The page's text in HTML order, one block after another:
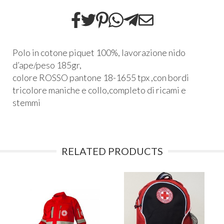
Polo in cotone piquet 100%, lavorazione nido
d’ape/peso 185gr,
colore ROSSO pantone 18-1655 tpx ,con bordi
tricolore maniche e collo,completo di ricami e
stemmi
RELATED PRODUCTS